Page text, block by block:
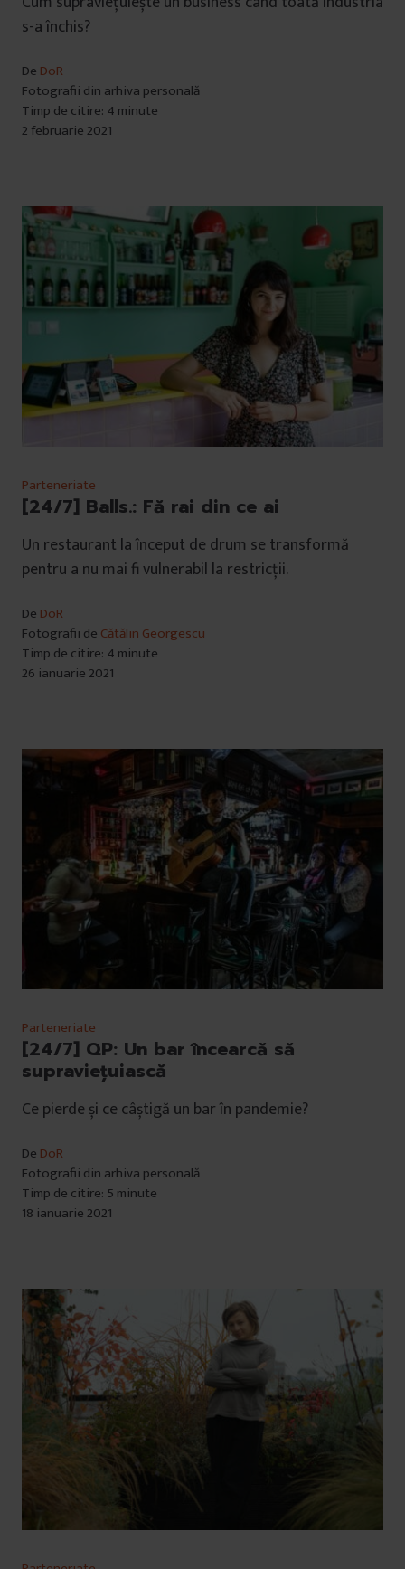
s-a închis?
De DoR
Fotografii din arhiva personală
Timp de citire: 4 minute
2 februarie 2021
Parteneriate
[24/7] Balls.: Fă rai din ce ai
Un restaurant la început de drum se transformă
pentru a nu mai fi vulnerabil la restricții.
De DoR
Fotografii de Cătălin Georgescu
Timp de citire: 4 minute
26 ianuarie 2021
Parteneriate
[24/7] QP: Un bar încearcă să
supraviețuiască
Ce pierde și ce câștigă un bar în pandemie?
De DoR
Fotografii din arhiva personală
Timp de citire: 5 minute
18 ianuarie 2021